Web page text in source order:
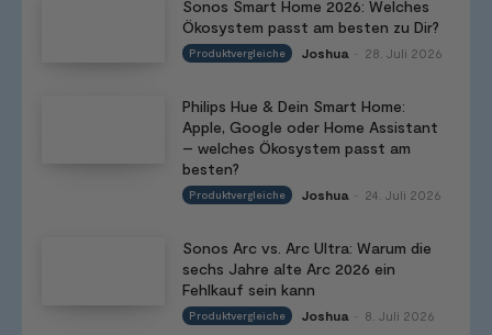
Sonos Smart Home 2026: Welches
Ökosystem passt am besten zu Dir?
Produktvergleiche Joshua 28. Juli 2026
Philips Hue & Dein Smart Home:
Apple, Google oder Home Assistant
– welches Ökosystem passt am
besten?
Produktvergleiche Joshua 24. Juli 2026
Sonos Arc vs. Arc Ultra: Warum die
sechs Jahre alte Arc 2026 ein
Fehlkauf sein kann
Produktvergleiche Joshua 8. Juli 2026